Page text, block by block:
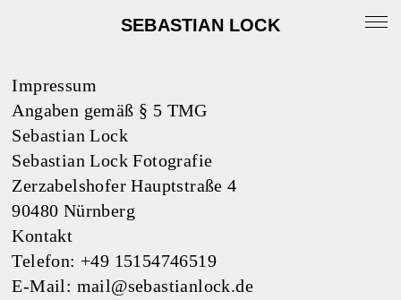
Portfolio
News
Archive
SEBASTIAN LOCK
Impressum
Angaben gemäß § 5 TMG
Sebastian Lock
Sebastian Lock Fotografie
Zerzabelshofer Hauptstraße 4
90480 Nürnberg
Kontakt
Telefon: +49 15154746519
E-Mail: mail@sebastianlock.de